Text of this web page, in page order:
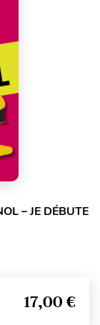
– JE DÉBUTE
17,00 €